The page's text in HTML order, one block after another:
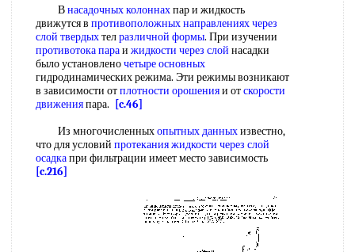
Внасадочных колоннахпар и жидкость
движутся в противоположных направленияхчерез
слой твердыхтелразличной формы. При изучении
противотока параи жидкости через слой насадки
было установленочетыре основных
гидродинамических режима. Эти режимы возникают
в зависимости отплотности орошенияи отскорости
движенияпара.
[c.46]
Из многочисленныхопытных данныхизвестно,
что для условий протекания жидкости через слой
осадкапри фильтрации имеет место зависимость
[c.216]